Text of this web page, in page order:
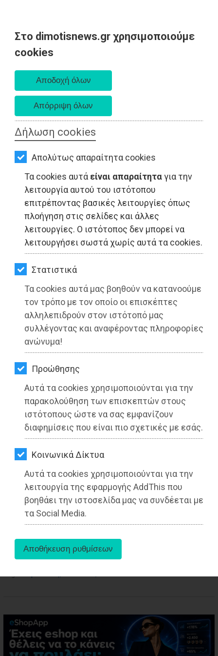
Στο dimotisnews.gr χρησιμοποιούμε
cookies
Δήλωση cookies
Απολύτως απαραίτητα cookies
Τα cookies αυτά είναι απαραίτηταγια την
λειτουργία αυτού του ιστότοπου
επιτρέποντας βασικές λειτουργίες όπως
πλοήγηση στις σελίδες και άλλες
λειτουργίες. Ο ιστότοπος δεν μπορεί να
λειτουργήσει σωστά χωρίς αυτά τα cookies.
Στατιστικά
Τα cookies αυτά μας βοηθούν να κατανοούμε
τον τρόπο με τον οποίο οι επισκέπτες
αλληλεπιδρούν στον ιστότοπό μας
συλλέγοντας και αναφέροντας πληροφορίες
ανώνυμα!
Προώθησης
Αυτά τα cookies χρησιμοποιούνται για την
παρακολούθηση των επισκεπτών στους
ιστότοπους ώστε να σας εμφανίζουν
διαφημίσεις που είναι πιο σχετικές με εσάς.
Kοινωνικά Δίκτυα
Αυτά τα cookies χρησιμοποιούνται για την
λειτουργία της εφαρμογής AddThis που
βοηθάει την ιστοσελίδα μας να συνδέεται με
τα Social Media.
AΡΧΙΚΗ
ΕΙΔΗΣΕΙΣ
ΠΟΛΙΤΙΚΗ
ΤΟΠΙΚΗ
ΑΥΤΟΔΙΟΙΚΗΣΗ
ΟΙΚΟΝΟΜΙΑ
ΑΘΛΗΤΙΣΜΟΣ
ΠΟΛΙΤΙΣΜΟΣ
ΣΠΙΤΙ-
ΚΗΠΟΣ
ΥΓΕΙΑ
LIFESTYLE
ΤΑΞΙΔΙΑ
ΕΞΟΔΟΣ
ΠΕΡΙΒΑΛΛΟΝ
ΚΑΤΟΙΚΙΔΙΟ
ΑΓΓΕΛΙΕΣ
ΕΦΗΜΕΡΙΔΕΣ
OΔΗΓΟΣ
ΑΓΟΡΑΣ
ΨΙΘΥΡΟΙ
ΑΠΟΣΤΟΛΗ
ΑΡΘΡΩΝ
LIFESTYLE - Μαραθώνας
Αυθεντικός Μαραθώνιος Αθήνας
2022: Ομαδική έγγραφή του Συλλόγου
Α.Π.Σ. Τελμησσός
Διαβάστηκε 3670 φορές
10-06-2022
Από τo Dimotisnews
aboutus